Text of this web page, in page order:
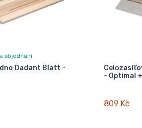
objednání
Dadant Blatt -
- Optimal
809 Kč